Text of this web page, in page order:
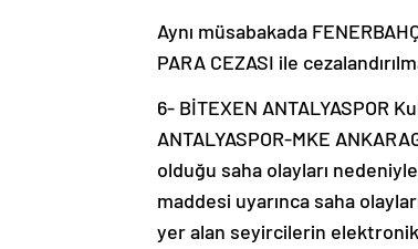
Aynı müsabakada
PARA CEZASI ile
6- BİTEXEN ANTALYASPOR
ANTALYASPOR-MKE
olduğu saha olayları nedeniyle
maddesi uyarınca saha
yer alan seyircilerin